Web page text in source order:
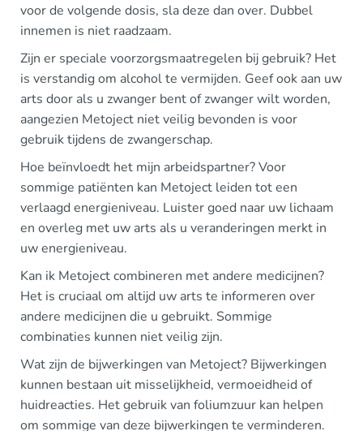
voor de volgende dosis, sla deze dan over. Dubbel
innemen is niet raadzaam.
Zijn er speciale voorzorgsmaatregelen bij gebruik? Het
is verstandig om alcohol te vermijden. Geef ook aan uw
arts door als u zwanger bent of zwanger wilt worden,
aangezien Metoject niet veilig bevonden is voor
gebruik tijdens de zwangerschap.
Hoe beïnvloedt het mijn arbeidspartner? Voor
sommige patiënten kan Metoject leiden tot een
verlaagd energieniveau. Luister goed naar uw lichaam
en overleg met uw arts als u veranderingen merkt in
uw energieniveau.
Kan ik Metoject combineren met andere medicijnen?
Het is cruciaal om altijd uw arts te informeren over
andere medicijnen die u gebruikt. Sommige
combinaties kunnen niet veilig zijn.
Wat zijn de bijwerkingen van Metoject? Bijwerkingen
kunnen bestaan uit misselijkheid, vermoeidheid of
huidreacties. Het gebruik van foliumzuur kan helpen
om sommige van deze bijwerkingen te verminderen.